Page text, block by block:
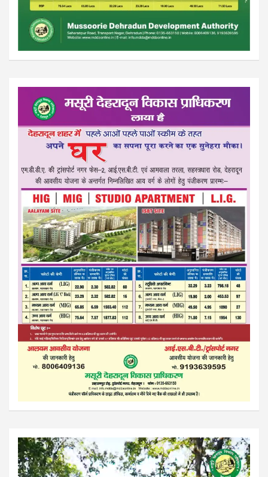
Video
Player